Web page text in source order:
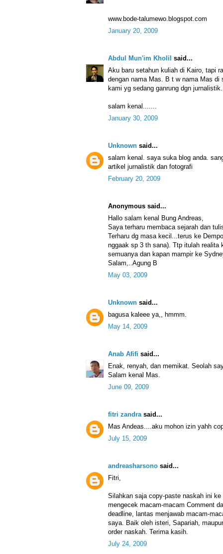
www.bode-talumewo.blogspot.com
January 20, 2009
Abdul Mun'im Kholil said...
Aku baru setahun kuliah di Kairo, tapi
dengan nama Mas. B t w nama Mas di
kami yg sedang ganrung dgn jurnalistik.
salam kenal.......
January 30, 2009
Unknown said...
salam kenal. saya suka blog anda.
artikel jurnalistik dan fotografi
February 20, 2009
Anonymous said...
Hallo salam kenal Bung Andreas,
Saya terharu membaca sejarah dan
Terharu dg masa kecil...terus ke
nggaak sp 3 th sana). Ttp itulah realita
semuanya dan kapan mampir ke
Salam,..Agung B
May 03, 2009
Unknown said...
bagusa kaleee ya,, hmmm.
May 14, 2009
Anab Afifi said...
Enak, renyah, dan memikat. Seolah
Salam kenal Mas.
June 09, 2009
fitri zandra said...
Mas Andeas....aku mohon izin yahh
July 15, 2009
andreasharsono said...
Fitri,
Silahkan saja copy-paste naskah ini
mengecek macam-macam Comment
deadline, lantas menjawab macam-
saya. Baik oleh isteri, Sapariah,
order naskah. Terima kasih.
July 24, 2009